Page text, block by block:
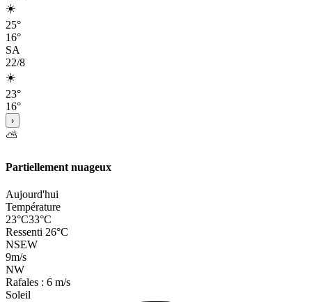
☀️
25°
16°
SA
22/8
☀️
23°
16°
›
⛅
Partiellement nuageux
Aujourd'hui
Température
23°C33°C
Ressenti 26°C
NSEW
9m/s
NW
Rafales : 6 m/s
Soleil